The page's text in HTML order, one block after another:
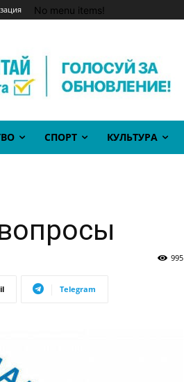
No menu items!
СПОРТ КУЛЬТУРА
995
Telegram